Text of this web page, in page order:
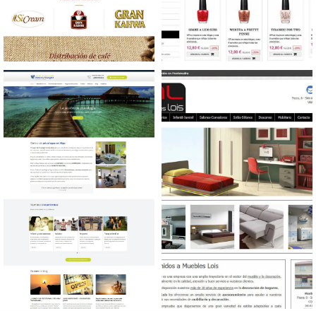
Diseño web Venta de café
Diseño tienda online
Productos de belleza